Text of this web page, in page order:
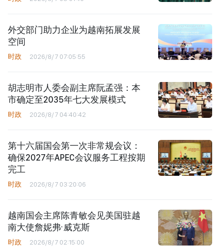
外交部门助力企业为越南拓展发展
空间
时政 2026/8/7 07:05:55
胡志明市人委会副主席阮孟强：本
市确定至2035年七大发展模式
时政 2026/8/7 04:40:42
第十六届国会第一次非常规会议：
确保2027年APEC会议服务工程按期
完工
时政 2026/8/7 03:20:06
越南国会主席陈青敏会见美国驻越
南大使詹妮弗·威克斯
时政 2026/8/7 02:15:00